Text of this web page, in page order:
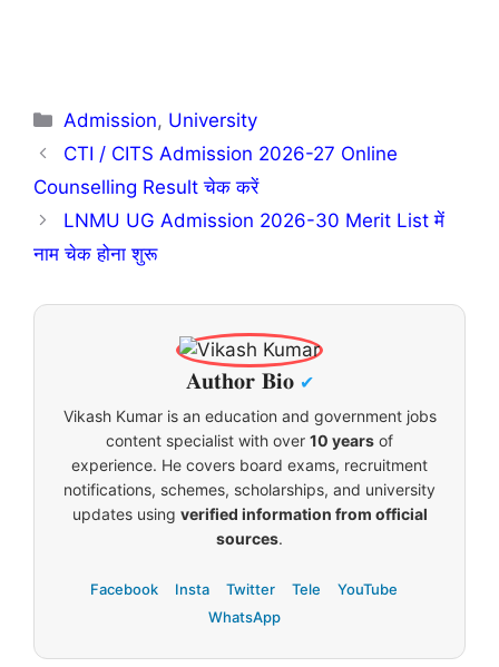
Categories
Admission, University
CTI / CITS Admission 2026-27 Online
Counselling Result चेक करें
LNMU UG Admission 2026-30 Merit List में
नाम चेक होना शुरू
𝐀𝐮𝐭𝐡𝐨𝐫 𝐁𝐢𝐨 ✔
Vikash Kumar is an education and government jobs
content specialist with over 10 years of
experience. He covers board exams, recruitment
notifications, schemes, scholarships, and university
updates using verified information from official
sources.
Facebook Insta Twitter Tele
YouTube
WhatsApp